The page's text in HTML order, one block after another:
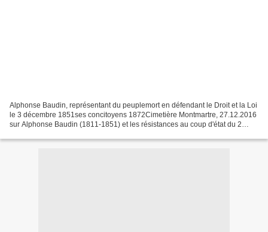
Alphonse Baudin, représentant du peuplemort en défendant le Droit et la Loi
le 3 décembre 1851ses concitoyens 1872Cimetière Montmartre, 27.12.2016
sur Alphonse Baudin (1811-1851) et les résistances au coup d'état du 2